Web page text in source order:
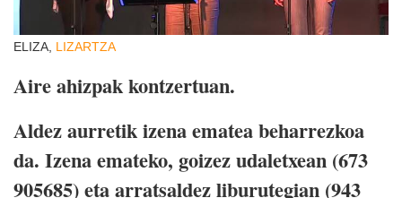
ELIZA, LIZARTZA
Aire ahizpak kontzertuan.
Aldez aurretik izena ematea beharrezkoa
da. Izena emateko, goizez udaletxean (673
905685) eta arratsaldez liburutegian (943